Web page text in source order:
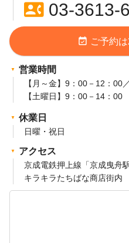
contact_phone03-3613-
event_available ご予約
営業時間
【月～金】9：00－12：00
【土曜日】9：00－14：00
休業日
日曜・祝日
アクセス
京成電鉄押上線「京成曳舟
キラキラたちばな商店街内